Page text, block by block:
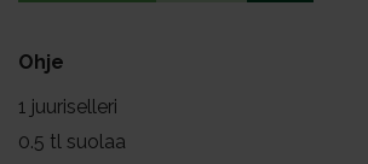
Ohje
1 juuriselleri
0.5 tl suolaa